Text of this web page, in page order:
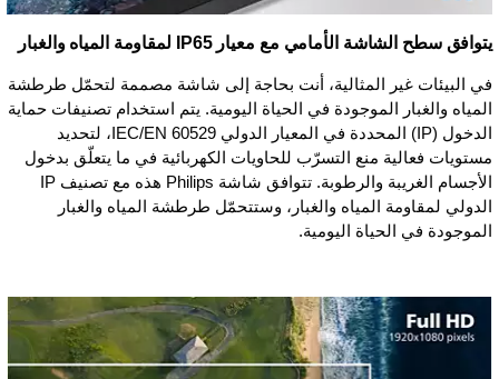
يتوافق سطح الشاشة الأمامي مع معيار IP65 لمقاومة المياه والغبار
في البيئات غير المثالية، أنت بحاجة إلى شاشة مصممة لتحمّل طرطشة
المياه والغبار الموجودة في الحياة اليومية. يتم استخدام تصنيفات حماية
الدخول (IP) المحددة في المعيار الدولي IEC/EN 60529، لتحديد
مستويات فعالية منع التسرّب للحاويات الكهربائية في ما يتعلّق بدخول
الأجسام الغريبة والرطوبة. تتوافق شاشة Philips هذه مع تصنيف IP
الدولي لمقاومة المياه والغبار، وستتحمّل طرطشة المياه والغبار
الموجودة في الحياة اليومية.